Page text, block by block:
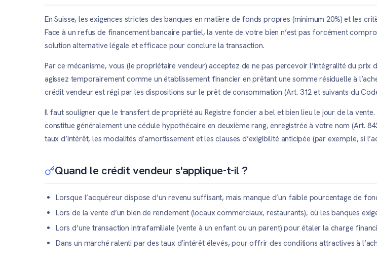
En Suisse, les exigences strictes des banques en matière de fonds propres (minimum 20%) et les
Face à un refus de financement bancaire partiel, la vente de votre bien n’est pas forcément
solution alternative légale et efficace pour conclure la transaction.
Par ce mécanisme, vous (le propriétaire vendeur) acceptez de ne pas percevoir l’intégralité du prix
agissez temporairement comme un établissement financier en prêtant une somme résiduelle à
crédit vendeur est régi par les dispositions sur le prêt de consommation (Art. 312 et suivants du
Il faut souligner que le transfert de propriété au Registre foncier a bel et bien lieu le jour de la
constitue généralement une cédule hypothécaire en deuxième rang, enregistrée à votre nom (Art.
taux d’intérêt, les modalités d’amortissement et les clauses d’exigibilité anticipée (par exemple, si
Quand le crédit vendeur s'applique-t-il ?
Lorsque l’acquéreur dispose d’un revenu suffisant, mais manque d’un faible pourcentage de
Lors de la vente d’un bien de rendement (locaux commerciaux, restaurants), où les banques
Lors d’une transaction intrafamiliale (vente à un enfant ou un parent) pour étaler la charge
Dans un marché ralenti par des taux d’intérêt élevés, pour offrir des conditions attractives à